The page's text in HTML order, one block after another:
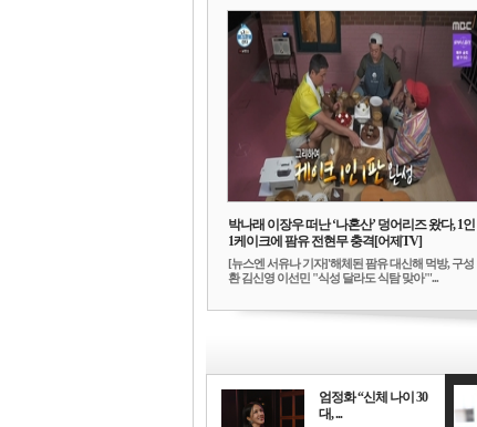
박나래 이장우 떠난 ‘나혼산’ 덩어리즈 왔다, 1인
1케이크에 팜유 전현무 충격[어제TV]
[뉴스엔 서유나 기자]'해체된 팜유 대신해 먹방, 구성
환 김신영 이선민 "식성 달라도 식탐 맞아"'...
엄정화 “신체 나이 30
대, ...